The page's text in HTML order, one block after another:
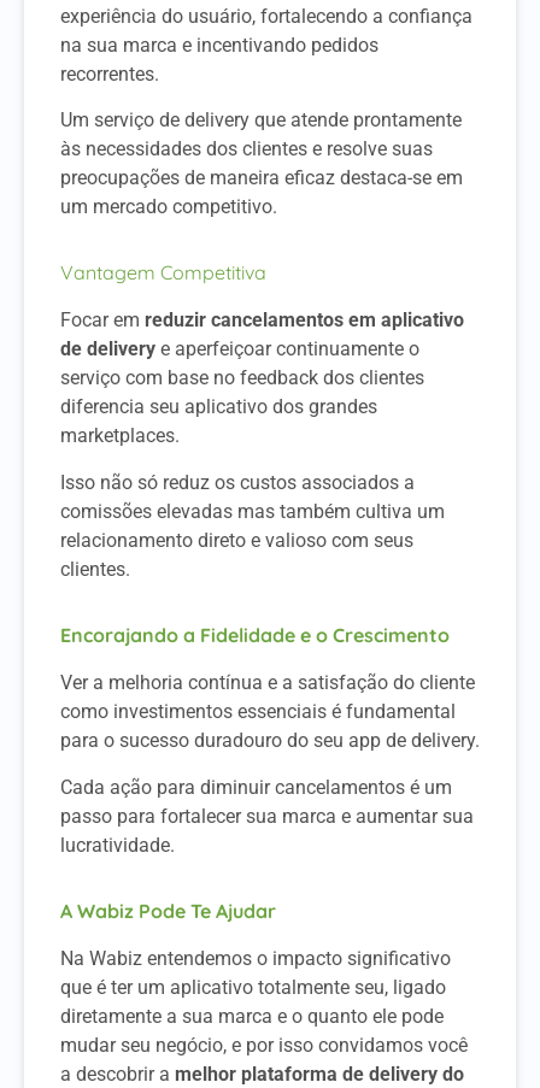
experiência do usuário, fortalecendo a confiança
na sua marca e incentivando pedidos
recorrentes.
Um serviço de delivery que atende prontamente
às necessidades dos clientes e resolve suas
preocupações de maneira eficaz destaca-se em
um mercado competitivo.
Vantagem Competitiva
Focar em reduzir cancelamentos em aplicativo
de delivery e aperfeiçoar continuamente o
serviço com base no feedback dos clientes
diferencia seu aplicativo dos grandes
marketplaces.
Isso não só reduz os custos associados a
comissões elevadas mas também cultiva um
relacionamento direto e valioso com seus
clientes.
Encorajando a Fidelidade e o Crescimento
Ver a melhoria contínua e a satisfação do cliente
como investimentos essenciais é fundamental
para o sucesso duradouro do seu app de delivery.
Cada ação para diminuir cancelamentos é um
passo para fortalecer sua marca e aumentar sua
lucratividade.
A Wabiz Pode Te Ajudar
Na Wabiz entendemos o impacto significativo
que é ter um aplicativo totalmente seu, ligado
diretamente a sua marca e o quanto ele pode
mudar seu negócio, e por isso convidamos você
a descobrir a melhor plataforma de delivery do